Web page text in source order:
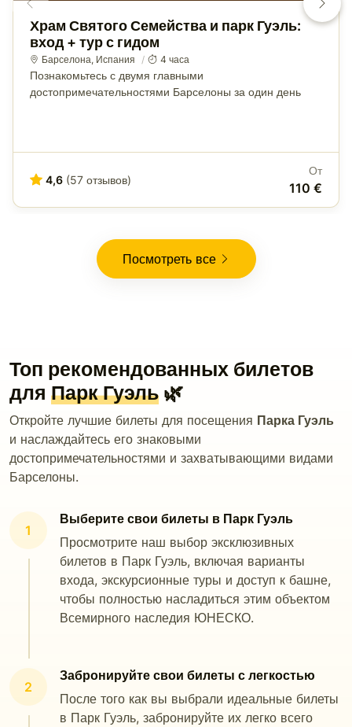
Храм Святого Семейства и парк Гуэль:
вход + тур с гидом
Барселона, Испания 4 часа
Познакомьтесь с двумя главными
достопримечательностями Барселоны за один день
4,6 (57 отзывов)
От
110 €
Посмотреть все
Топ рекомендованных билетов
для Парк Гуэль 🌿
Откройте лучшие билеты для посещения Парка Гуэль
и наслаждайтесь его знаковыми
достопримечательностями и захватывающими видами
Барселоны.
1
Выберите свои билеты в Парк Гуэль
Просмотрите наш выбор эксклюзивных
билетов в Парк Гуэль, включая варианты
входа, экскурсионные туры и доступ к башне,
чтобы полностью насладиться этим объектом
Всемирного наследия ЮНЕСКО.
2
Забронируйте свои билеты с легкостью
После того как вы выбрали идеальные билеты
в Парк Гуэль, забронируйте их легко всего